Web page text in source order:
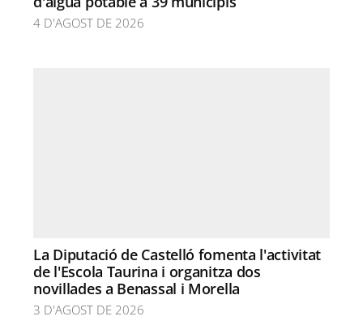
4 D'AGOST DE 2026
La Diputació de Castelló fomenta l'activitat
de l'Escola Taurina i organitza dos
novillades a Benassal i Morella
3 D'AGOST DE 2026